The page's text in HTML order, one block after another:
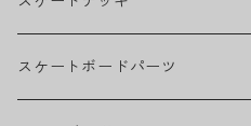
BOB MARLEY
スケートボードパーツ